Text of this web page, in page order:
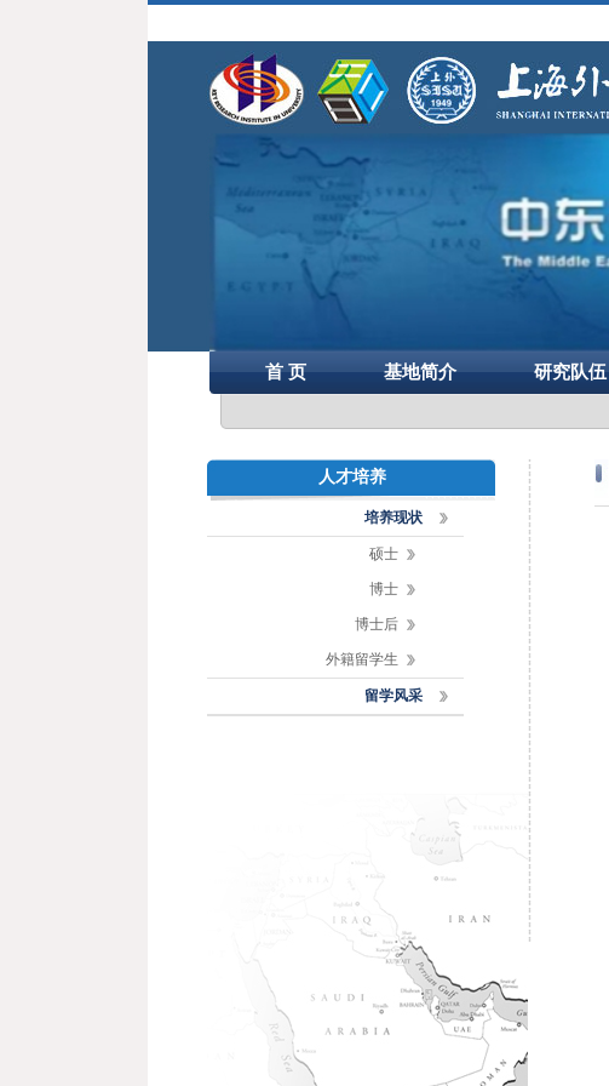
首 页 基地简介 研究队伍
人才培养
培养现状
硕士
博士
博士后
外籍留学生
留学风采